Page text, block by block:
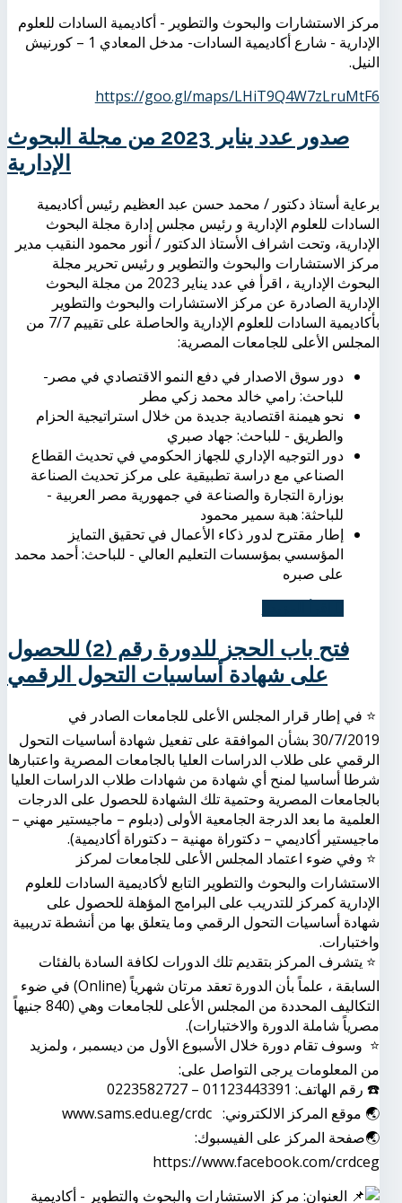
مركز الاستشارات والبحوث والتطوير - أكاديمية السادات للعلوم
الإدارية - شارع أكاديمية السادات- مدخل المعادي 1 – كورنيش
النيل.
https://goo.gl/maps/LHiT9Q4W7zLruMtF6
صدور عدد يناير 2023 من مجلة البحوث
الإدارية
برعاية أستاذ دكتور / محمد حسن عبد العظيم رئيس أكاديمية
السادات للعلوم الإدارية و رئيس مجلس إدارة مجلة البحوث
الإدارية، وتحت اشراف الأستاذ الدكتور / أنور محمود النقيب مدير
مركز الاستشارات والبحوث والتطوير و رئيس تحرير مجلة
البحوث الإدارية ، اقرأ في عدد يناير 2023 من مجلة البحوث
الإدارية الصادرة عن مركز الاستشارات والبحوث والتطوير
بأكاديمية السادات للعلوم الإدارية والحاصلة على تقييم 7/7 من
المجلس الأعلى للجامعات المصرية:
دور سوق الاصدار في دفع النمو الاقتصادي في مصر-
للباحث: رامي خالد محمد زكي مطر
نحو هيمنة اقتصادية جديدة من خلال استراتيجية الحزام
والطريق - للباحث: جهاد صبري
دور التوجيه الإداري للجهاز الحكومي في تحديث القطاع
الصناعي مع دراسة تطبيقية على مركز تحديث الصناعة
بوزارة التجارة والصناعة في جمهورية مصر العربية -
للباحثة: هبة سمير محمود
إطار مقترح لدور ذكاء الأعمال في تحقيق التمايز
المؤسسي بمؤسسات التعليم العالي - للباحث: أحمد محمد
على صبره
فتح باب الحجز للدورة رقم (2) للحصول
على شهادة أساسيات التحول الرقمي
⭐️ في إطار قرار المجلس الأعلى للجامعات الصادر في
30/7/2019 بشأن الموافقة على تفعيل شهادة أساسيات التحول
الرقمي على طلاب الدراسات العليا بالجامعات المصرية واعتبارها
شرطا أساسيا لمنح أي شهادة من شهادات طلاب الدراسات العليا
بالجامعات المصرية وحتمية تلك الشهادة للحصول على الدرجات
العلمية ما بعد الدرجة الجامعية الأولى (دبلوم – ماجيستير مهني –
ماجيستير أكاديمي – دكتوراة مهنية – دكتوراة أكاديمية).
⭐️ وفي ضوء اعتماد المجلس الأعلى للجامعات لمركز
الاستشارات والبحوث والتطوير التابع لأكاديمية السادات للعلوم
الإدارية كمركز للتدريب على البرامج المؤهلة للحصول على
شهادة أساسيات التحول الرقمي وما يتعلق بها من أنشطة تدريبية
واختبارات.
⭐️ يتشرف المركز بتقديم تلك الدورات لكافة السادة بالفئات
السابقة ، علماً بأن الدورة تعقد مرتان شهرياً (Online) في ضوء
التكاليف المحددة من المجلس الأعلى للجامعات وهي (840 جنيهاً
مصرياً شاملة الدورة والاختبارات).
⭐️ وسوف تقام دورة خلال الأسبوع الأول من ديسمبر ، ولمزيد
من المعلومات يرجى التواصل على:
☎️ رقم الهاتف: 01123443391 – 0223582727
🌏 موقع المركز الالكتروني: www.sams.edu.eg/crdc
🌏صفحة المركز على الفيسبوك:
https://www.facebook.com/crdceg
العنوان: مركز الاستشارات والبحوث والتطوير - أكاديمية